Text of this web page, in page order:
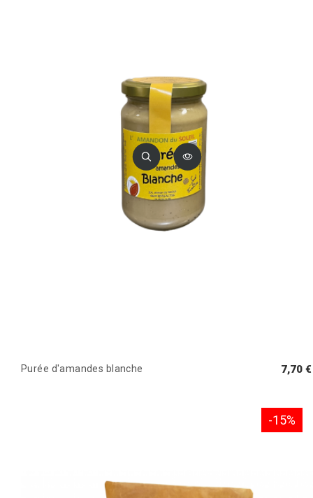
Purée d'amandes blanche 7,70 €
-15%